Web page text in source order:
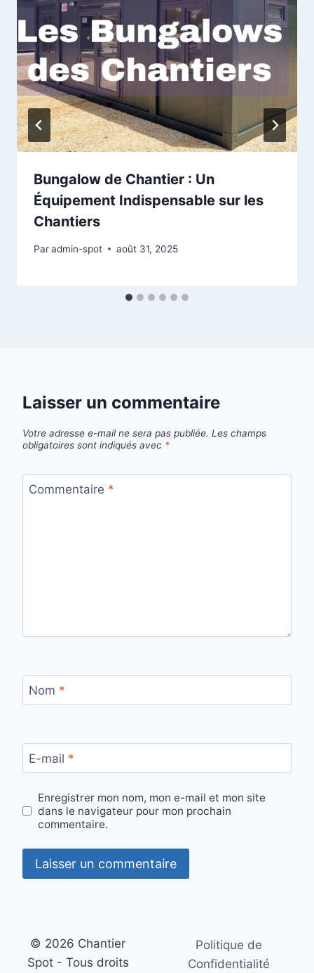
Bungalow de Chantier : Un
Équipement Indispensable sur les
Chantiers
Paradmin-spot août 31, 2025
Laisser un commentaire
Votre adresse e-mail ne sera pas publiée. Les champs
obligatoires sont indiqués avec *
Commentaire *
Nom *
E-mail *
Enregistrer mon nom, mon e-mail et mon site
dans le navigateur pour mon prochain
commentaire.
© 2026 Chantier
Spot - Tous droits
Politique de
Confidentialité